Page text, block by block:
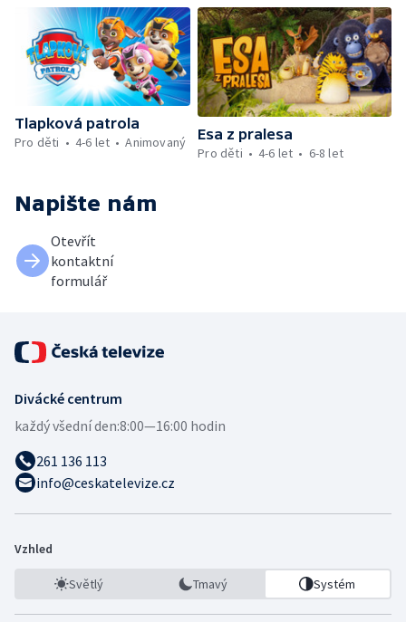
Tlapková patrola
Pro děti
4-6 let Animovaný
Esa z pralesa
Pro děti
4-6 let 6-8 let
Napište nám
Otevřít
kontaktní
formulář
Divácké centrum
každý všední den:8:00—16:00 hodin
261 136 113
info@ceskatelevize.cz
Vzhled
Světlý Tmavý Systém